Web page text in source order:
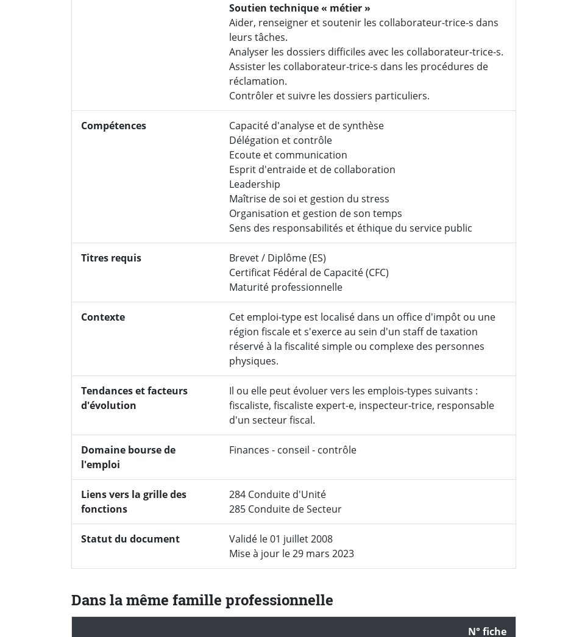
Soutien technique « métier »
Aider, renseigner et soutenir les collaborateur-trice-s dans
leurs tâches.
Analyser les dossiers difficiles avec les collaborateur-trice-s.
Assister les collaborateur-trice-s dans les procédures de
réclamation.
Contrôler et suivre les dossiers particuliers.
Compétences
Capacité d'analyse et de synthèse
Délégation et contrôle
Ecoute et communication
Esprit d'entraide et de collaboration
Leadership
Maîtrise de soi et gestion du stress
Organisation et gestion de son temps
Sens des responsabilités et éthique du service public
Titres requis
Brevet / Diplôme (ES)
Certificat Fédéral de Capacité (CFC)
Maturité professionnelle
Contexte
Cet emploi-type est localisé dans un office d'impôt ou une
région fiscale et s'exerce au sein d'un staff de taxation
réservé à la fiscalité simple ou complexe des personnes
physiques.
Tendances et facteurs
d'évolution
Il ou elle peut évoluer vers les emplois-types suivants :
fiscaliste, fiscaliste expert-e, inspecteur-trice, responsable
d'un secteur fiscal.
Domaine bourse de
l'emploi
Finances - conseil - contrôle
Liens vers la grille des
fonctions
284 Conduite d'Unité
285 Conduite de Secteur
Statut du document
Validé le 01 juillet 2008
Mise à jour le 29 mars 2023
Dans la même famille professionnelle
N° fiche